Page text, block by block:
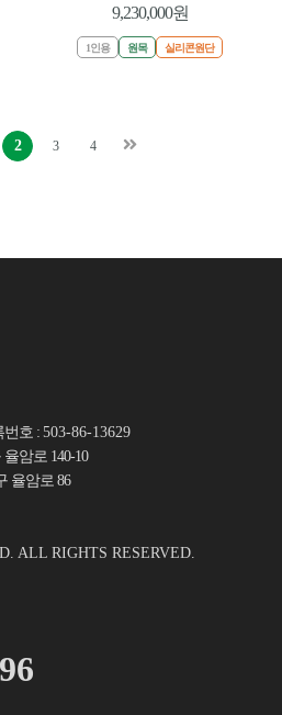
9,230,000원
1인용 원목 실리콘원단
2 3 4
번호 :503-86-13629
암로 140-10
율암로 86
ALL RIGHTS RESERVED.